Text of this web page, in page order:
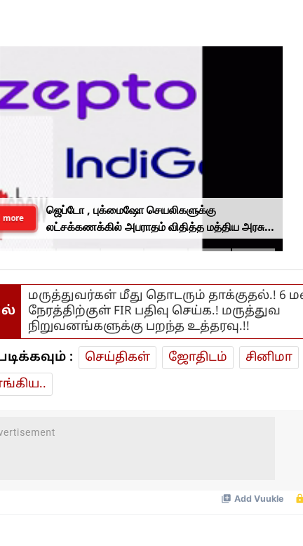
ஜெப்டோ , புக்மைஷோ செயலிகளுக்கு
லட்சக்கணக்கில் அபராதம் விதித்த மத்திய அரசு..
more
மருத்துவர்கள் மீது தொடரும் தாக்குதல்.! 6
நேரத்திற்குள் FIR பதிவு செய்க.! மருத்துவ
நிறுவனங்களுக்கு பறந்த உத்தரவு.!!
: செய்திகள் ஜோ‌திட‌ம்
சினிமா